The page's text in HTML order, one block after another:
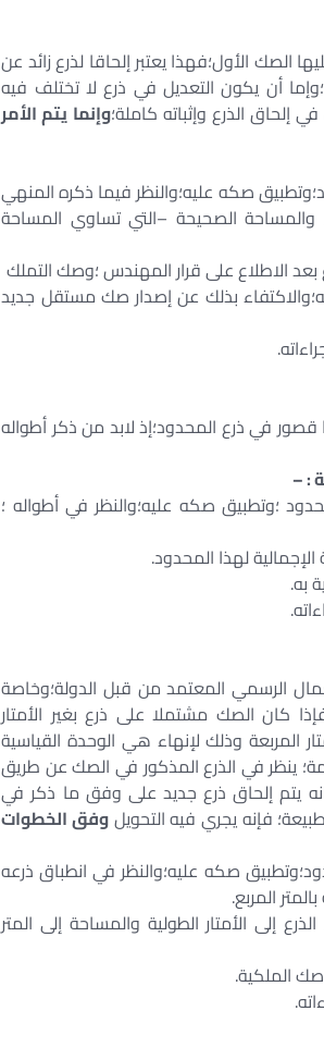
الصك الأول؛فهذا يعتبر إلحاقا لذرع زائد عن
أن يكون التعديل في ذرع لا تختلف فيه
إلحاق الذرع وإثباته كاملة؛وإنما يتم الأمر
صكه عليه؛والنظر فيما ذكره المنهي
والمساحة الصحيحة –التي تساوي المساحة
بذلك عن إصدار صك مستقل جديد
في ذرع المحدود؛إذ لابد من ذكر أطواله
: –
؛وتطبيق صكه عليه؛والنظر في أطواله ؛
الرسمي المعتمد من قبل الدولة؛وخاصة
كان الصك مشتملا على ذرع بغير الأمتار
المربعة وذلك لإنهاء هي الوحدة القياسية
ينظر في الذرع المذكور في الصك عن طريق
يتم إلحاق ذرع جديد على وفق ما ذكر في
فإنه يجري فيه التحويلوفق الخطوات
صكه عليه؛والنظر في انطباق ذرعه
المربع.
إلى الأمتار الطولية والمساحة إلى المتر